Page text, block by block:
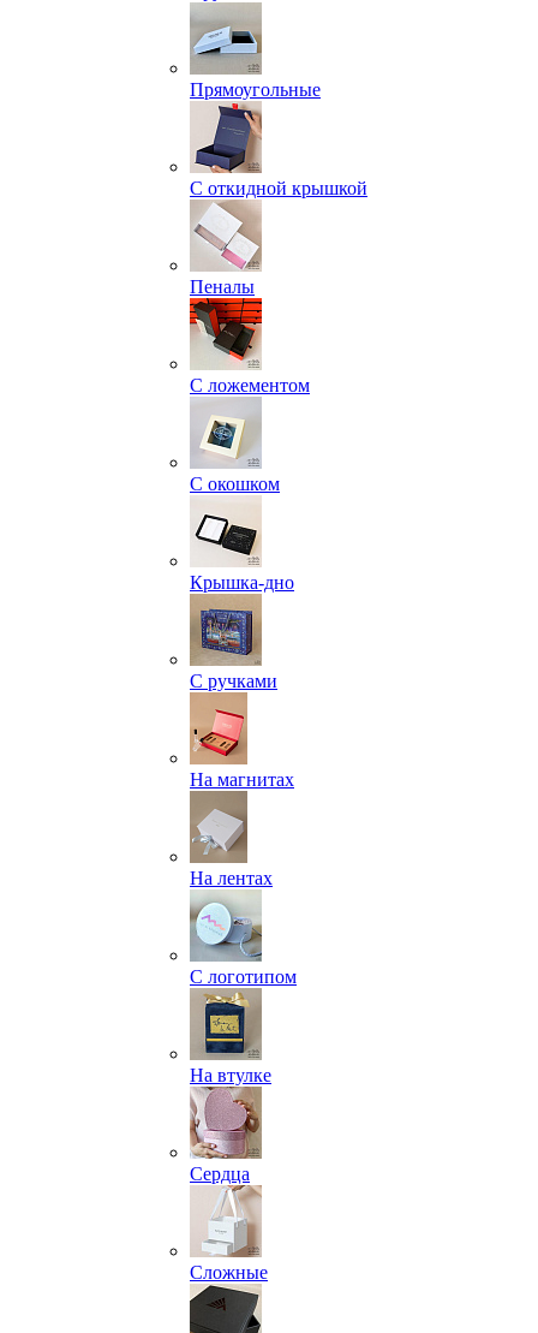
Прямоугольные
С откидной крышкой
Пеналы
С ложементом
С окошком
Крышка-дно
С ручками
На магнитах
На лентах
С логотипом
На втулке
Сердца
Сложные